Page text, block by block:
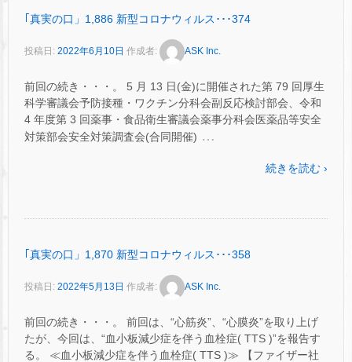
｢真実の口」1,886 新型コロナウィルス･･･374
投稿日: 2022年6月10日 作成者: ASK Inc.
前回の続き・・・。 5 月 13 日(金)に開催された第 79 回厚生
科学審議会予防接種・ワクチン分科会副反応検討部会、令和
4 年度第 3 回薬事・食品衛生審議会薬事分科会医薬品等安全
対策部会安全対策調査会(合同開催) …
続きを読む ›
｢真実の口」1,870 新型コロナウィルス･･･358
投稿日: 2022年5月13日 作成者: ASK Inc.
前回の続き・・・。 前回は、“心筋炎”、“心膜炎”を取り上げ
たが、今回は、“血小板減少症を伴う血栓症( TTS )”を報告す
る。 ≪血小板減少症を伴う血栓症( TTS )≫ 【ファイザー社